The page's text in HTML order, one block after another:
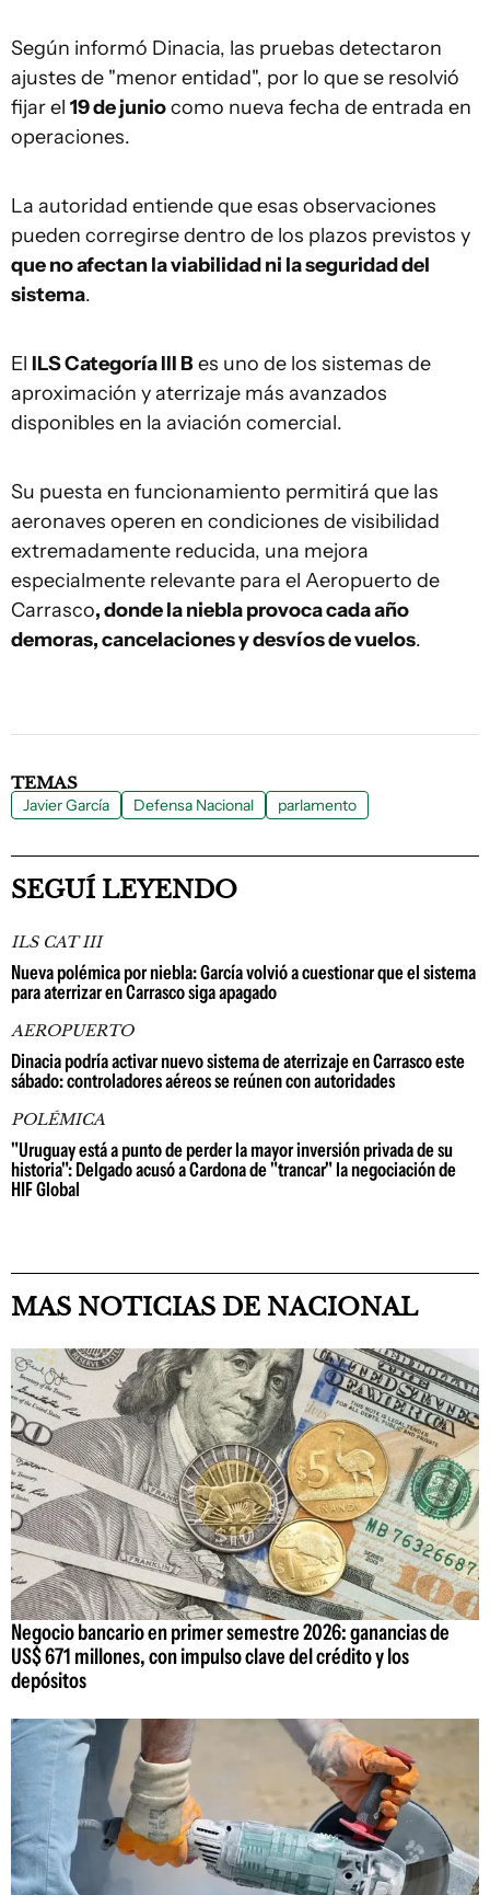
Según informó Dinacia, las pruebas detectaron
ajustes de "menor entidad", por lo que se resolvió
fijar el 19 de juniocomo nueva fecha de entrada en
operaciones.
La autoridad entiende que esas observaciones
pueden corregirse dentro de los plazos previstos y
que no afectan la viabilidad ni la seguridad del
sistema.
El ILS Categoría III Bes uno de los sistemas de
aproximación y aterrizaje más avanzados
disponibles en la aviación comercial.
Su puesta en funcionamiento permitirá que las
aeronaves operen en condiciones de visibilidad
extremadamente reducida, una mejora
especialmente relevante para el Aeropuerto de
Carrasco, donde la niebla provoca cada año
demoras, cancelaciones y desvíos de vuelos.
TEMAS
Javier García Defensa Nacional parlamento
SEGUÍ LEYENDO
ILS CAT III
Nueva polémica por niebla: García volvió a cuestionar que el sistema
para aterrizar en Carrasco siga apagado
AEROPUERTO
Dinacia podría activar nuevo sistema de aterrizaje en Carrasco este
sábado: controladores aéreos se reúnen con autoridades
POLÉMICA
"Uruguay está a punto de perder la mayor inversión privada de su
historia": Delgado acusó a Cardona de "trancar" la negociación de
HIF Global
MAS NOTICIAS DE NACIONAL
Negocio bancario en primer semestre 2026: ganancias de
US$ 671 millones, con impulso clave del crédito y los
depósitos